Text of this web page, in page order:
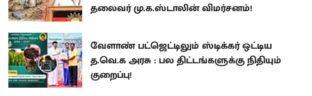
தலைவர் மு.க.ஸ்டாலின் விமர்சனம்!
வேளாண் பட்ஜெட்டிலும் ஸ்டிக்கர் ஒட்டிய
த.வெ.க அரசு : பல திட்டங்களுக்கு நிதியும்
குறைப்பு!